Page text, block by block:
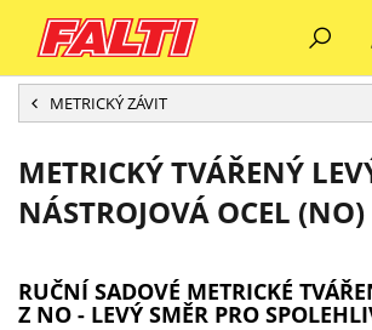
METRICKÝ ZÁVIT
METRICKÝ TVÁŘENÝ
NÁSTROJOVÁ OCEL (NO)
RUČNÍ SADOVÉ METRICKÉ
Z NO - LEVÝ SMĚR PRO